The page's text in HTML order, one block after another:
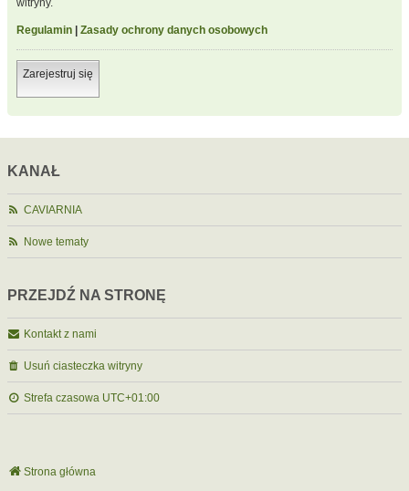
witryny.
Regulamin Zasady ochrony danych osobowych
Zarejestruj się
KANAŁ
CAVIARNIA
Nowe tematy
PRZEJDŹ NA STRONĘ
Kontakt z nami
Usuń ciasteczka witryny
Strefa czasowa UTC+01:00
Strona główna